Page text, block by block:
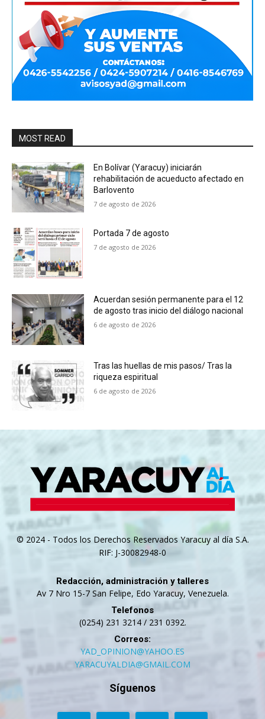
MOST READ
En Bolívar (Yaracuy) iniciarán
rehabilitación de acueducto afectado en
Barlovento
7 de agosto de 2026
Portada 7 de agosto
7 de agosto de 2026
Acuerdan sesión permanente para el 12
de agosto tras inicio del diálogo nacional
6 de agosto de 2026
Tras las huellas de mis pasos/ Tras la
riqueza espiritual
6 de agosto de 2026
© 2024 - Todos los Derechos Reservados Yaracuy al día S.A.
RIF: J-30082948-0
Redacción, administración y talleres
Av 7 Nro 15-7 San Felipe, Edo Yaracuy, Venezuela.
Telefonos
(0254) 231 3214 / 231 0392.
Correos:
YAD_OPINION@YAHOO.ES
YARACUYALDIA@GMAIL.COM
Síguenos